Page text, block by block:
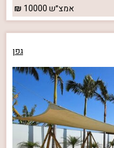
אמצ״ש10000
גפן